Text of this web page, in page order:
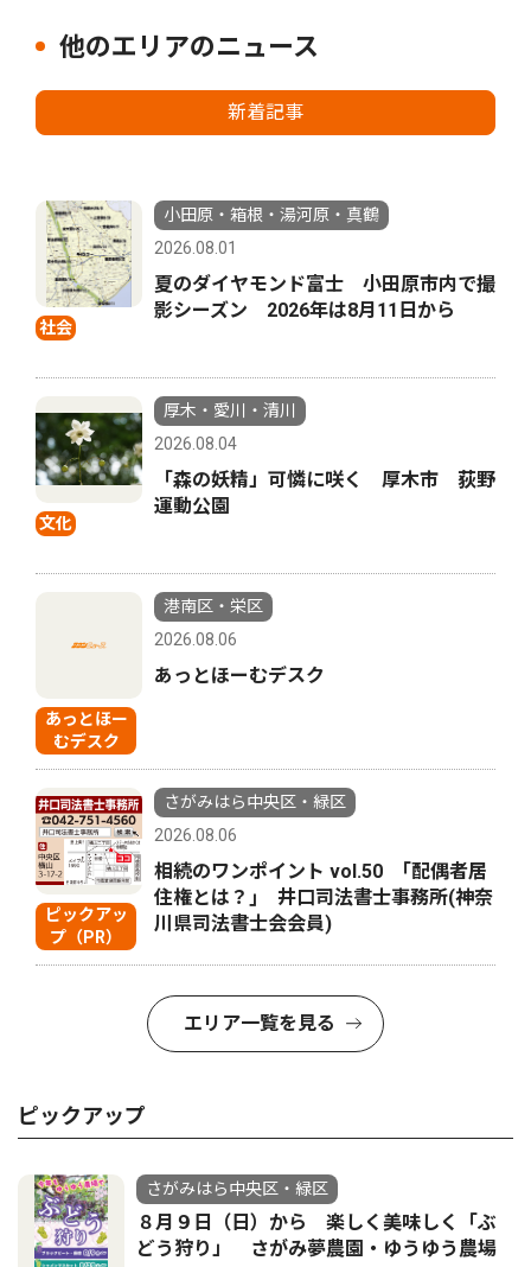
他のエリアのニュース
新着記事
社会
小田原・箱根・湯河原・真鶴
2026.08.01
夏のダイヤモンド富士 小田原市内で撮
影シーズン 2026年は8月11日から
文化
厚木・愛川・清川
2026.08.04
「森の妖精」可憐に咲く 厚木市 荻野
運動公園
あっとほー
むデスク
港南区・栄区
2026.08.06
あっとほーむデスク
ピックアッ
プ（PR）
さがみはら中央区・緑区
2026.08.06
相続のワンポイント vol.50 ｢配偶者居
住権とは？｣ 井口司法書士事務所(神奈
川県司法書士会会員)
エリア一覧を見る
ピックアップ
さがみはら中央区・緑区
８月９日（日）から 楽しく美味しく「ぶ
どう狩り」 さがみ夢農園・ゆうゆう農場